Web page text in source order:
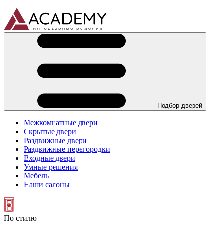
Подбор дверей
Межкомнатные двери
Скрытые двери
Раздвижные двери
Раздвижные перегородки
Входные двери
Умные решения
Мебель
Наши салоны
По стилю